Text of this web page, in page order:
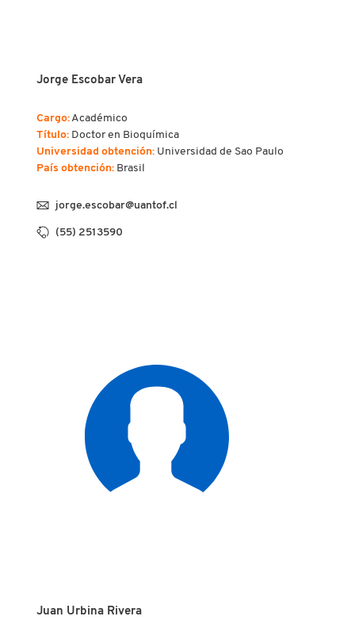
Jorge Escobar Vera
Cargo: Académico
Título: Doctor en Bioquímica
Universidad obtención: Universidad de Sao Paulo
País obtención: Brasil
jorge.escobar@uantof.cl
(55) 2513590
Juan Urbina Rivera